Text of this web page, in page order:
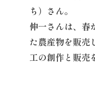
ち）さん。
伸一さんは、春
た農産物を販売
工の創作と販売